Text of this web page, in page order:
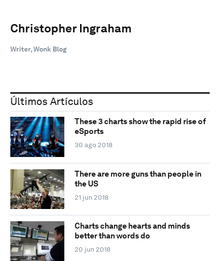
Christopher Ingraham
Writer, Wonk Blog
Últimos Artículos
These 3 charts show the rapid rise of
eSports
30 ago 2018
There are more guns than people in
the US
21 jun 2018
Charts change hearts and minds
better than words do
20 jun 2018